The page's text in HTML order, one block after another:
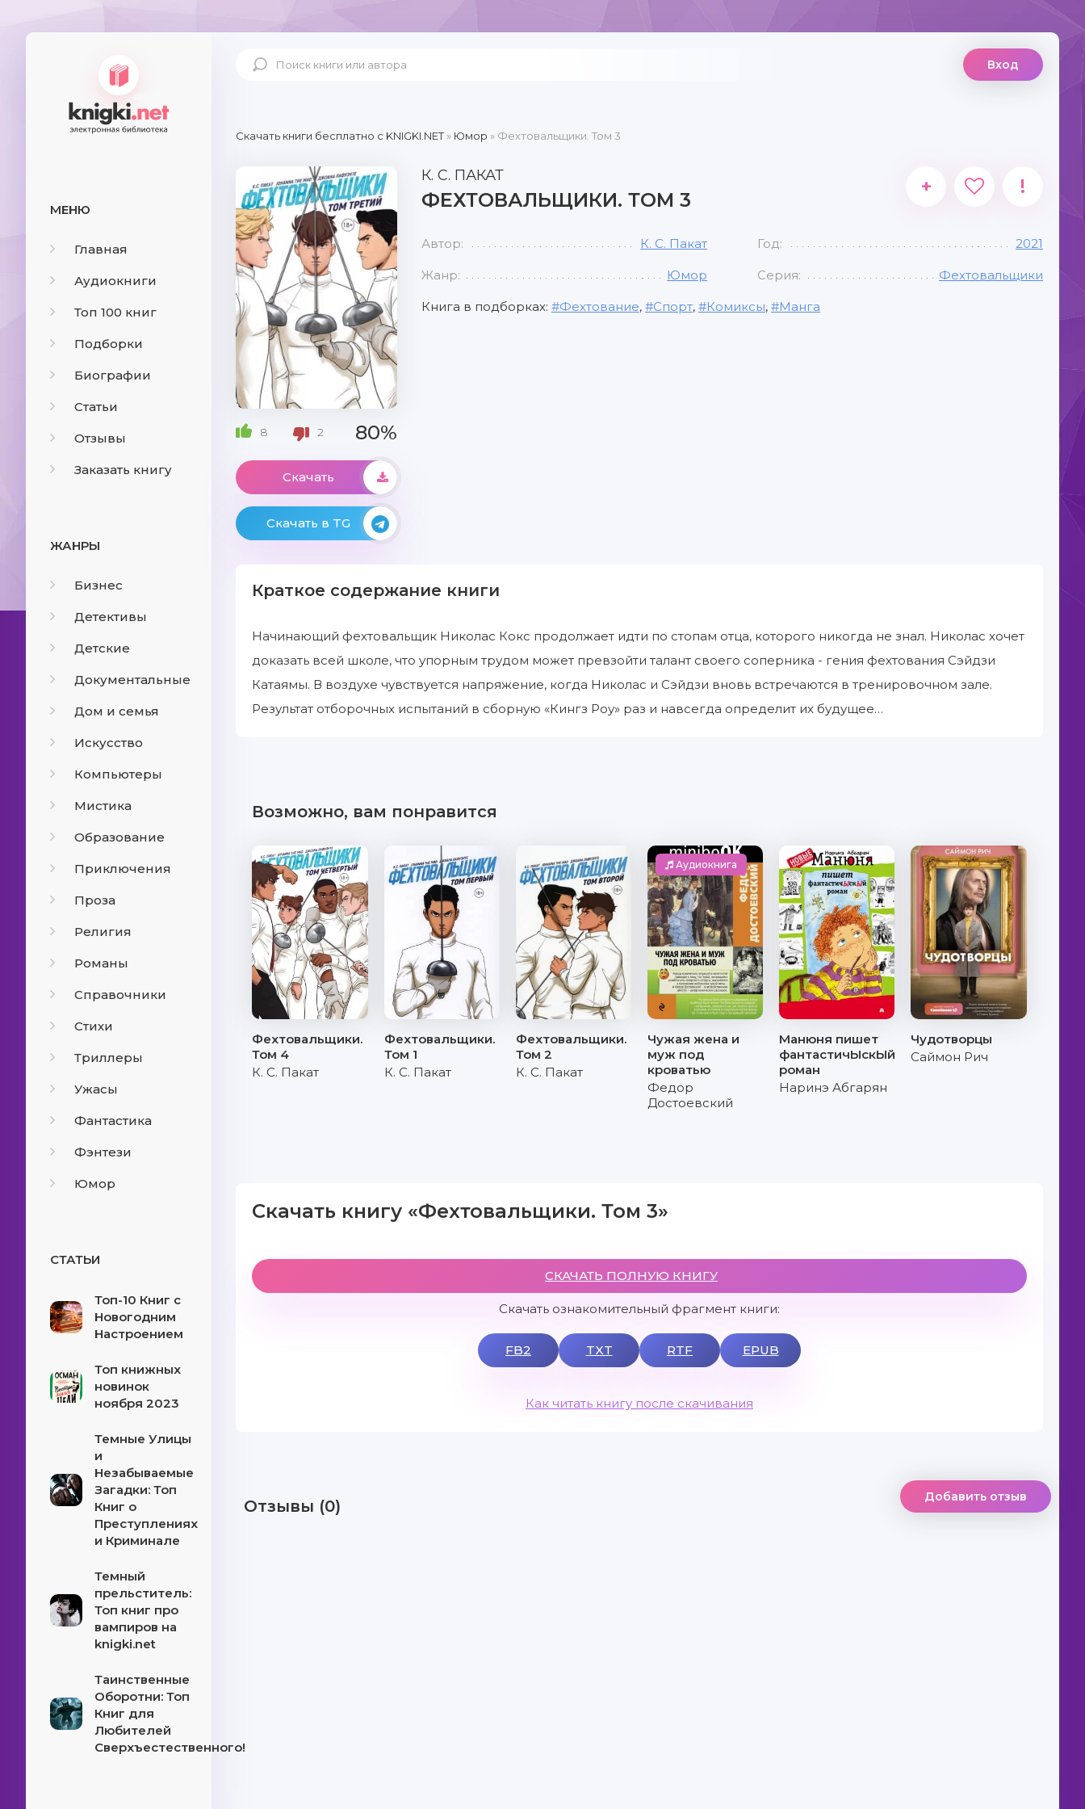
МЕНЮ
Главная
Аудиокниги
Топ 100 книг
Подборки
Биографии
Статьи
Отзывы
Заказать книгу
ЖАНРЫ
Бизнес
Детективы
Детские
Документальные
Дом и семья
Искусство
Компьютеры
Мистика
Образование
Приключения
Проза
Религия
Романы
Справочники
Стихи
Триллеры
Ужасы
Фантастика
Фэнтези
Юмор
СТАТЬИ
Топ-10 Книг с
Новогодним
Настроением
Топ книжных
новинок
ноября 2023
Темные Улицы
и
Незабываемые
Загадки: Топ
Книг о
Преступлениях
и Криминале
Темный
прельститель:
Топ книг про
вампиров на
knigki.net
Таинственные
Оборотни: Топ
Книг для
Любителей
Сверхъестественного!
Вход
Скачать книги бесплатно c KNIGKI.NET» Юмор » Фехтовальщики. Том 3
8 2 80%
Скачать
Скачать в TG
К. С. ПАКАТ
ФЕХТОВАЛЬЩИКИ. ТОМ 3
+ !
Автор: К. С. Пакат Год: 2021
Жанр: Юмор Серия: Фехтовальщики
Книга в подборках: Фехтование, Спорт, Комиксы, Манга
Краткое содержание книги
Начинающий фехтовальщик Николас Кокс продолжает идти по стопам отца, которого никогда не знал. Николас хочет
доказать всей школе, что упорным трудом может превзойти талант своего соперника - гения фехтования Сэйдзи
Катаямы. В воздухе чувствуется напряжение, когда Николас и Сэйдзи вновь встречаются в тренировочном зале.
Результат отборочных испытаний в сборную «Кингз Роу» раз и навсегда определит их будущее…
Возможно, вам понравится
Фехтовальщики.
Том 4
К. С. Пакат
Фехтовальщики.
Том 1
К. С. Пакат
Фехтовальщики.
Том 2
К. С. Пакат
Аудиокнига
Чужая жена и
муж под
кроватью
Федор
Достоевский
Манюня пишет
фантастичЫскЫй
роман
Наринэ Абгарян
Чудотворцы
Саймон Рич
Скачать книгу «Фехтовальщики. Том 3»
СКАЧАТЬ ПОЛНУЮ КНИГУ
Скачать ознакомительный фрагмент книги:
FB2 TXT RTF EPUB
Как читать книгу после скачивания
Отзывы (0) Добавить отзыв